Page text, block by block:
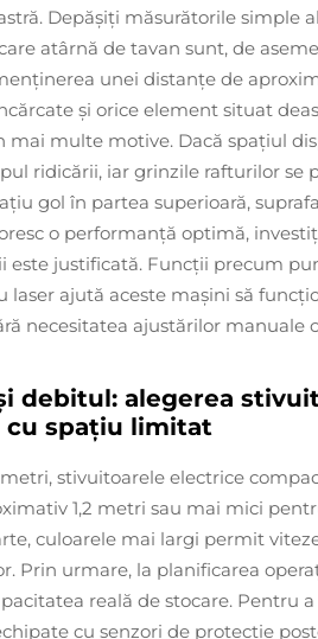
Depășiți măsurătorile simple
atârnă de tavan sunt, de
unei distanțe de
și orice element situat
multe motive. Dacă spațiul
ridicării, iar grinzile rafturilor se
gol în partea superioară,
o performanță optimă,
este justificată. Funcții precum
ajută aceste mașini să
necesitatea ajustărilor manuale
debitul: alegerea
spațiu limitat
stivuitoarele electrice
1,2 metri sau mai mici
culoarele mai largi permit
Prin urmare, la planificarea
reală de stocare. Pentru
cu senzori de protecție